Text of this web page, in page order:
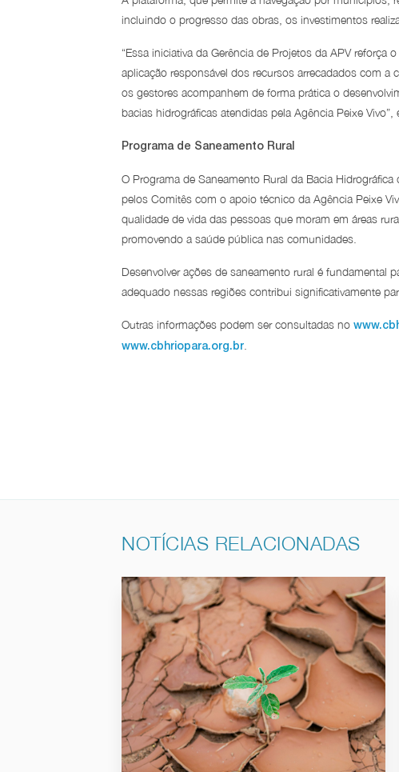
incluindo o progresso das obras, os investimentos
“Essa iniciativa da Gerência de Projetos da APV
aplicação responsável dos recursos arrecadados com
os gestores acompanhem de forma prática o
bacias hidrográficas atendidas pela Agência Peixe
Programa de Saneamento Rural
O Programa de Saneamento Rural da Bacia
pelos Comitês com o apoio técnico da Agência Peixe
qualidade de vida das pessoas que moram em áreas
promovendo a saúde pública nas comunidades.
Desenvolver ações de saneamento rural é fundamental
adequado nessas regiões contribui significativamente
Outras informações podem ser consultadas no
www.cbhriopara.org.br
NOTÍCIAS RELACIONADAS